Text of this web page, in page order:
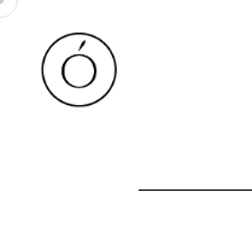
Skip
content